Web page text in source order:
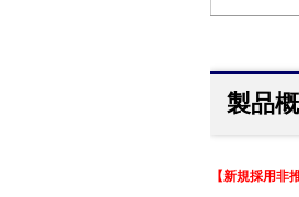
製品
【新規採用非